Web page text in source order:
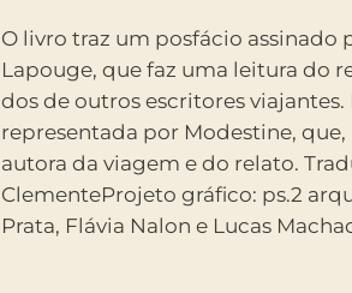
O livro traz um posfácio assinado
Lapouge, que faz uma leitura do
dos de outros escritores
representada por Modestine, que,
autora da viagem e do relato.
ClementeProjeto gráfico: ps.2 arquitetura
Prata, Flávia Nalon e Lucas